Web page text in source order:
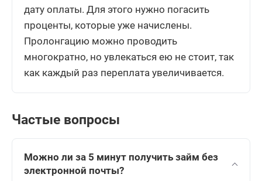
дату оплаты. Для этого нужно погасить
проценты, которые уже начислены.
Пролонгацию можно проводить
многократно, но увлекаться ею не стоит, так
как каждый раз переплата увеличивается.
Частые вопросы
Можно ли за 5 минут получить займ без
электронной почты?